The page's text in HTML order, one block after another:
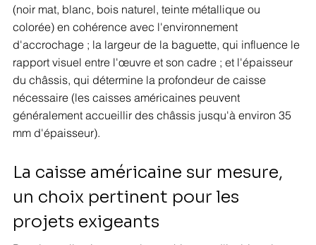
(noir mat, blanc, bois naturel, teinte métallique ou
colorée) en cohérence avec l'environnement
d'accrochage ; la largeur de la baguette, qui influence le
rapport visuel entre l'œuvre et son cadre ; et l'épaisseur
du châssis, qui détermine la profondeur de caisse
nécessaire (les caisses américaines peuvent
généralement accueillir des châssis jusqu'à environ 35
mm d'épaisseur).
La caisse américaine sur mesure,
un choix pertinent pour les
projets exigeants